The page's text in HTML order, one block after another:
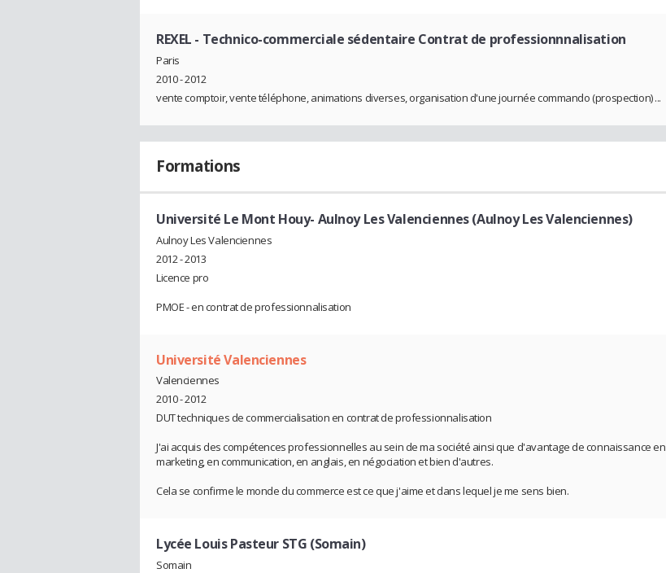
REXEL - Technico-commerciale sédentaire Contrat de professionnnalisation
Paris
2010 - 2012
vente comptoir, vente téléphone, animations diverses, organisation d'une journée commando (prospection) ...
Formations
Université Le Mont Houy- Aulnoy Les Valenciennes (Aulnoy Les Valenciennes)
Aulnoy Les Valenciennes
2012 - 2013
Licence pro
PMOE - en contrat de professionnalisation
Université Valenciennes
Valenciennes
2010 - 2012
DUT techniques de commercialisation en contrat de professionnalisation
J'ai acquis des compétences professionnelles au sein de ma société ainsi que d'avantage de connaissance en
marketing, en communication, en anglais, en négociation et bien d'autres.
Cela se confirme le monde du commerce est ce que j'aime et dans lequel je me sens bien.
Lycée Louis Pasteur STG (Somain)
Somain